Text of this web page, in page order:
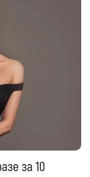
за 10